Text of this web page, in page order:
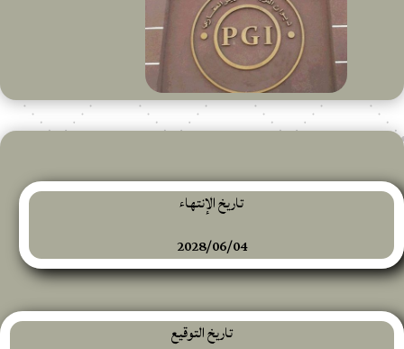
تاريخ الإنتهاء
2028/06/04
تاريخ التوقيع